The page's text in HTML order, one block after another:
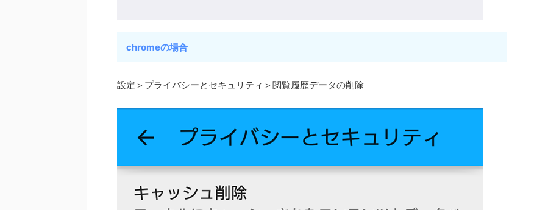
chromeの場合
設定＞プライバシーとセキュリティ＞閲覧履歴データの削除